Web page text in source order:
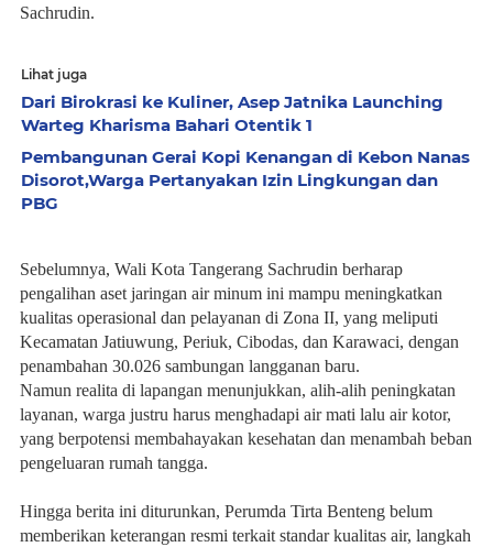
Sachrudin.
Lihat juga
Dari Birokrasi ke Kuliner, Asep Jatnika Launching
Warteg Kharisma Bahari Otentik 1
Pembangunan Gerai Kopi Kenangan di Kebon Nanas
Disorot,Warga Pertanyakan Izin Lingkungan dan
PBG
Sebelumnya, Wali Kota Tangerang Sachrudin berharap
pengalihan aset jaringan air minum ini mampu meningkatkan
kualitas operasional dan pelayanan di Zona II, yang meliputi
Kecamatan Jatiuwung, Periuk, Cibodas, dan Karawaci, dengan
penambahan 30.026 sambungan langganan baru.
Namun realita di lapangan menunjukkan, alih-alih peningkatan
layanan, warga justru harus menghadapi air mati lalu air kotor,
yang berpotensi membahayakan kesehatan dan menambah beban
pengeluaran rumah tangga.
Hingga berita ini diturunkan, Perumda Tirta Benteng belum
memberikan keterangan resmi terkait standar kualitas air, langkah